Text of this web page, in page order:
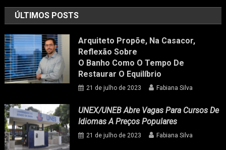
ÚLTIMOS POSTS
Arquiteto Propõe, Na Casacor,
Reflexão Sobre
O Banho Como O Tempo De
Restaurar O Equilíbrio
21 de julho de 2023 Fabiana Silva
UNEX/UNEB Abre Vagas Para Cursos De
Idiomas A Preços Populares
21 de julho de 2023 Fabiana Silva